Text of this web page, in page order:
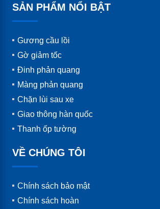
SẢN PHẨM NỔI BẬT
Gương cầu lồi
Gờ giảm tốc
Đinh phản quang
Màng phản quang
Chặn lùi sau xe
Giao thông hàn quốc
Thanh ốp tường
VỀ CHÚNG TÔI
Chính sách bảo mật
Chính sách hoàn